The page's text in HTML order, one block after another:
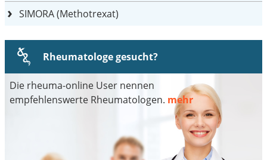
SIMORA (Methotrexat)
Rheumatologe gesucht?
Die rheuma-online User nennen
empfehlenswerte Rheumatologen. mehr